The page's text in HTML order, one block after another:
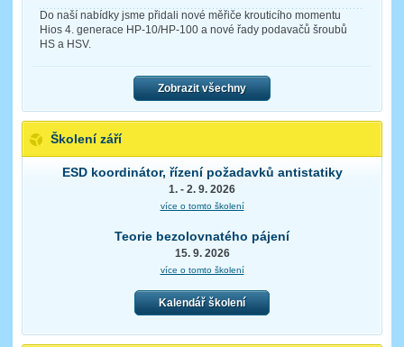
Do naší nabídky jsme přidali nové měřiče krouticího momentu
Hios 4. generace HP-10/HP-100 a nové řady podavačů šroubů
HS a HSV.
Zobrazit všechny
Školení září
ESD koordinátor, řízení požadavků antistatiky
1. - 2. 9. 2026
více o tomto školení
Teorie bezolovnatého pájení
15. 9. 2026
více o tomto školení
Kalendář školení